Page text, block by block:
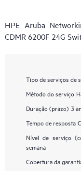
HPE Aruba
CDMR 6200F 24G
Tipo de serviços de
Método do serviço
Duração (prazo) 3
Tempo de resposta
Nível de serviço
semana
Cobertura da